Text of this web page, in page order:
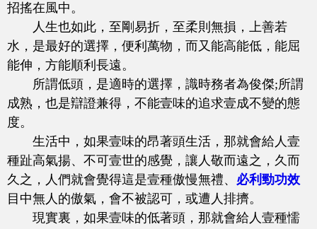
招搖在風中。
人生也如此，至剛易折，至柔則無損，上善若
水，是最好的選擇，便利萬物，而又能高能低，能屈
能伸，方能順利長遠。
所謂低頭，是適時的選擇，識時務者為俊傑;所謂
成熟，也是辯證兼得，不能壹味的追求壹成不變的態
度。
生活中，如果壹味的昂著頭生活，那就會給人壹
種趾高氣揚、不可壹世的感覺，讓人敬而遠之，久而
久之，人們就會覺得這是壹種傲慢無禮、 必利勁功效
目中無人的傲氣，會不被認可，或遭人排擠。
現實裏，如果壹味的低著頭，那就會給人壹種懦